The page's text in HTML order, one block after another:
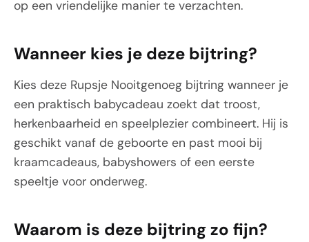
op een vriendelijke manier te verzachten.
Wanneer kies je deze bijtring?
Kies deze Rupsje Nooitgenoeg bijtring wanneer je
een praktisch babycadeau zoekt dat troost,
herkenbaarheid en speelplezier combineert. Hij is
geschikt vanaf de geboorte en past mooi bij
kraamcadeaus, babyshowers of een eerste
speeltje voor onderweg.
Waarom is deze bijtring zo fijn?